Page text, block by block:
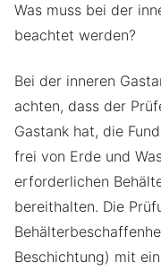
Was muss bei der
beachtet werden?
Bei der inneren
achten, dass der
Gastank hat, die
frei von Erde und
erforderlichen
bereithalten. Die
Beschichtung) mit